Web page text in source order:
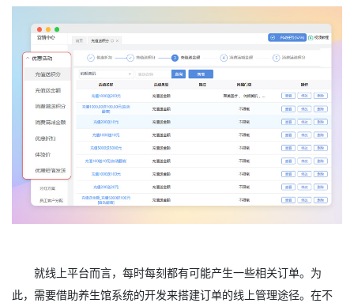
就线上平台而言，每时每刻都有可能产生一些相关订单。为
此，需要借助养生馆系统的开发来搭建订单的线上管理途径。在不